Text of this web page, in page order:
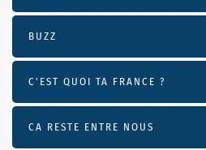
BUZZ
C'EST QUOI TA FRANCE ?
CA RESTE ENTRE NOUS